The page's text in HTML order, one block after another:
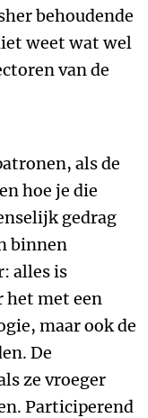
behoudende
weet wat wel
van de
als de
hoe je die
gedrag
binnen
alles is
het met een
maar ook de
De
ze vroeger
Participerend